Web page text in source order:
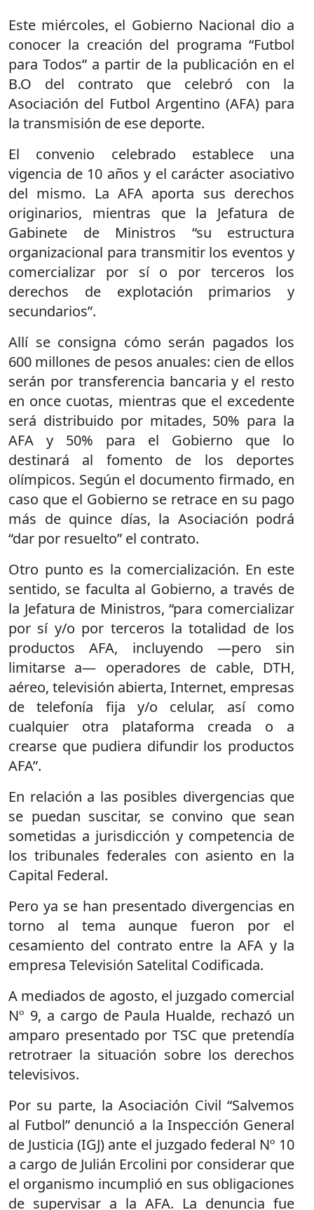
Este miércoles, el Gobierno Nacional dio a
conocer la creación del programa “Futbol
para Todos” a partir de la publicación en el
B.O del contrato que celebró con la
Asociación del Futbol Argentino (AFA) para
la transmisión de ese deporte.
El convenio celebrado establece una
vigencia de 10 años y el carácter asociativo
del mismo. La AFA aporta sus derechos
originarios, mientras que la Jefatura de
Gabinete de Ministros “su estructura
organizacional para transmitir los eventos y
comercializar por sí o por terceros los
derechos de explotación primarios y
secundarios”.
Allí se consigna cómo serán pagados los
600 millones de pesos anuales: cien de ellos
serán por transferencia bancaria y el resto
en once cuotas, mientras que el excedente
será distribuido por mitades, 50% para la
AFA y 50% para el Gobierno que lo
destinará al fomento de los deportes
olímpicos. Según el documento firmado, en
caso que el Gobierno se retrace en su pago
más de quince días, la Asociación podrá
“dar por resuelto” el contrato.
Otro punto es la comercialización. En este
sentido, se faculta al Gobierno, a través de
la Jefatura de Ministros, “para comercializar
por sí y/o por terceros la totalidad de los
productos AFA, incluyendo —pero sin
limitarse a— operadores de cable, DTH,
aéreo, televisión abierta, Internet, empresas
de telefonía fija y/o celular, así como
cualquier otra plataforma creada o a
crearse que pudiera difundir los productos
AFA”.
En relación a las posibles divergencias que
se puedan suscitar, se convino que sean
sometidas a jurisdicción y competencia de
los tribunales federales con asiento en la
Capital Federal.
Pero ya se han presentado divergencias en
torno al tema aunque fueron por el
cesamiento del contrato entre la AFA y la
empresa Televisión Satelital Codificada.
A mediados de agosto, el juzgado comercial
Nº 9, a cargo de Paula Hualde, rechazó un
amparo presentado por TSC que pretendía
retrotraer la situación sobre los derechos
televisivos.
Por su parte, la Asociación Civil “Salvemos
al Futbol” denunció a la Inspección General
de Justicia (IGJ) ante el juzgado federal Nº 10
a cargo de Julián Ercolini por considerar que
el organismo incumplió en sus obligaciones
de supervisar a la AFA. La denuncia fue